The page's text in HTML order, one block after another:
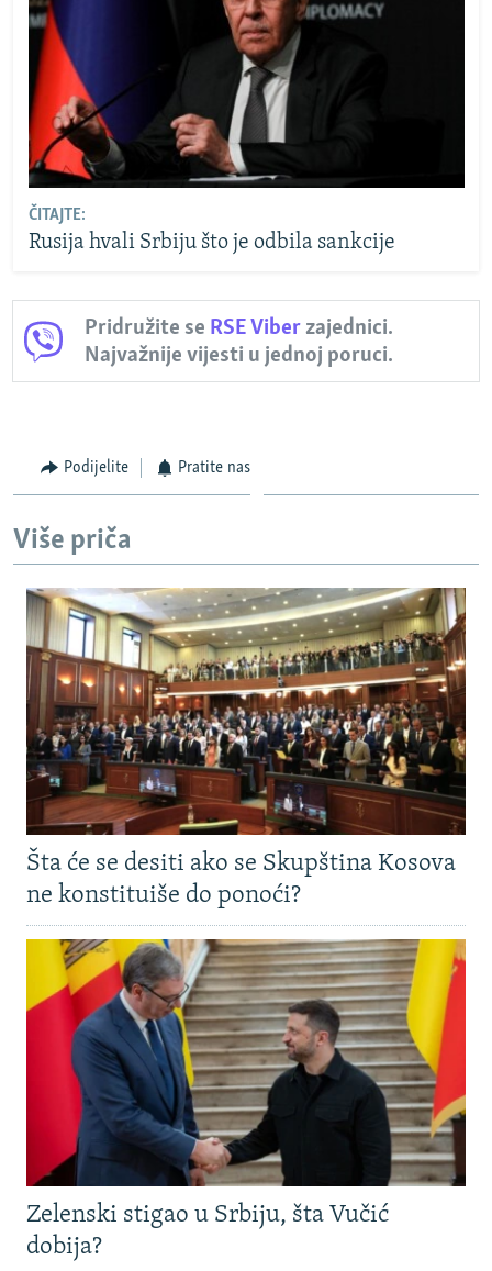
ČITAJTE:
Rusija hvali Srbiju što je odbila sankcije
Pridružite se RSE Viberzajednici.
Najvažnije vijesti u jednoj poruci.
Podijelite Pratite nas
Više priča
Šta će se desiti ako se Skupština Kosova
ne konstituiše do ponoći?
Zelenski stigao u Srbiju, šta Vučić
dobija?